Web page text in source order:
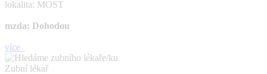
lokalita: MOST
mzda: Dohodou
více
Zubní lékař